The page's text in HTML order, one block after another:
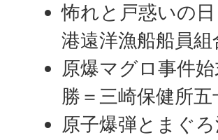
怖れと戸惑いの
港遠洋漁船船員
原爆マグロ事件
勝＝三崎保健所
原子爆弾とまぐ